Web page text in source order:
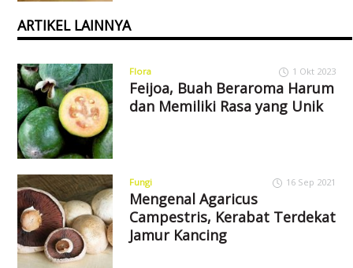
ARTIKEL LAINNYA
Flora 1 Okt 2023
Feijoa, Buah Beraroma Harum
dan Memiliki Rasa yang Unik
Fungi 16 Sep 2021
Mengenal Agaricus
Campestris, Kerabat Terdekat
Jamur Kancing